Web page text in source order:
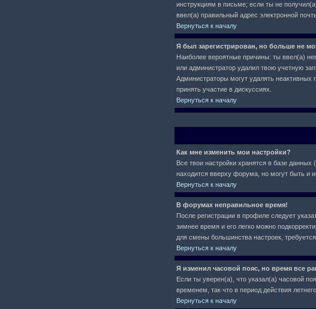
инструкциям в письме; если ты не
ввел(а) правильный адрес электронной
Вернуться к началу
Я был зарегистрирован, но больше не
Наиболее вероятные причины: ты ввел(а)
или администратор удалил твою учетную
Администраторы могут удалять
принять участие в дискуссиях.
Вернуться к началу
Как мне изменить мои настройки?
Все твои настройки хранятся в базе
находится вверху форума, но могут быть и
Вернуться к началу
В форумах неправильное время!
После регистрации в профиле следует
зимнее время и его легко можно
для смены большинства настроек,
Вернуться к началу
Я изменил часовой пояс, но время все
Если ты уверен(а), что указал(а) часовой
временем, так что в период действия
Вернуться к началу